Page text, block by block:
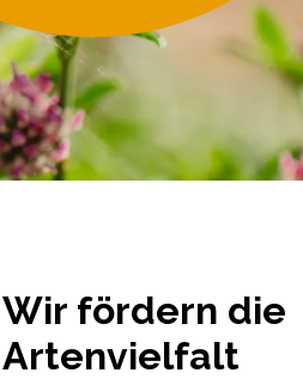
Wir fördern die
Artenvielfalt